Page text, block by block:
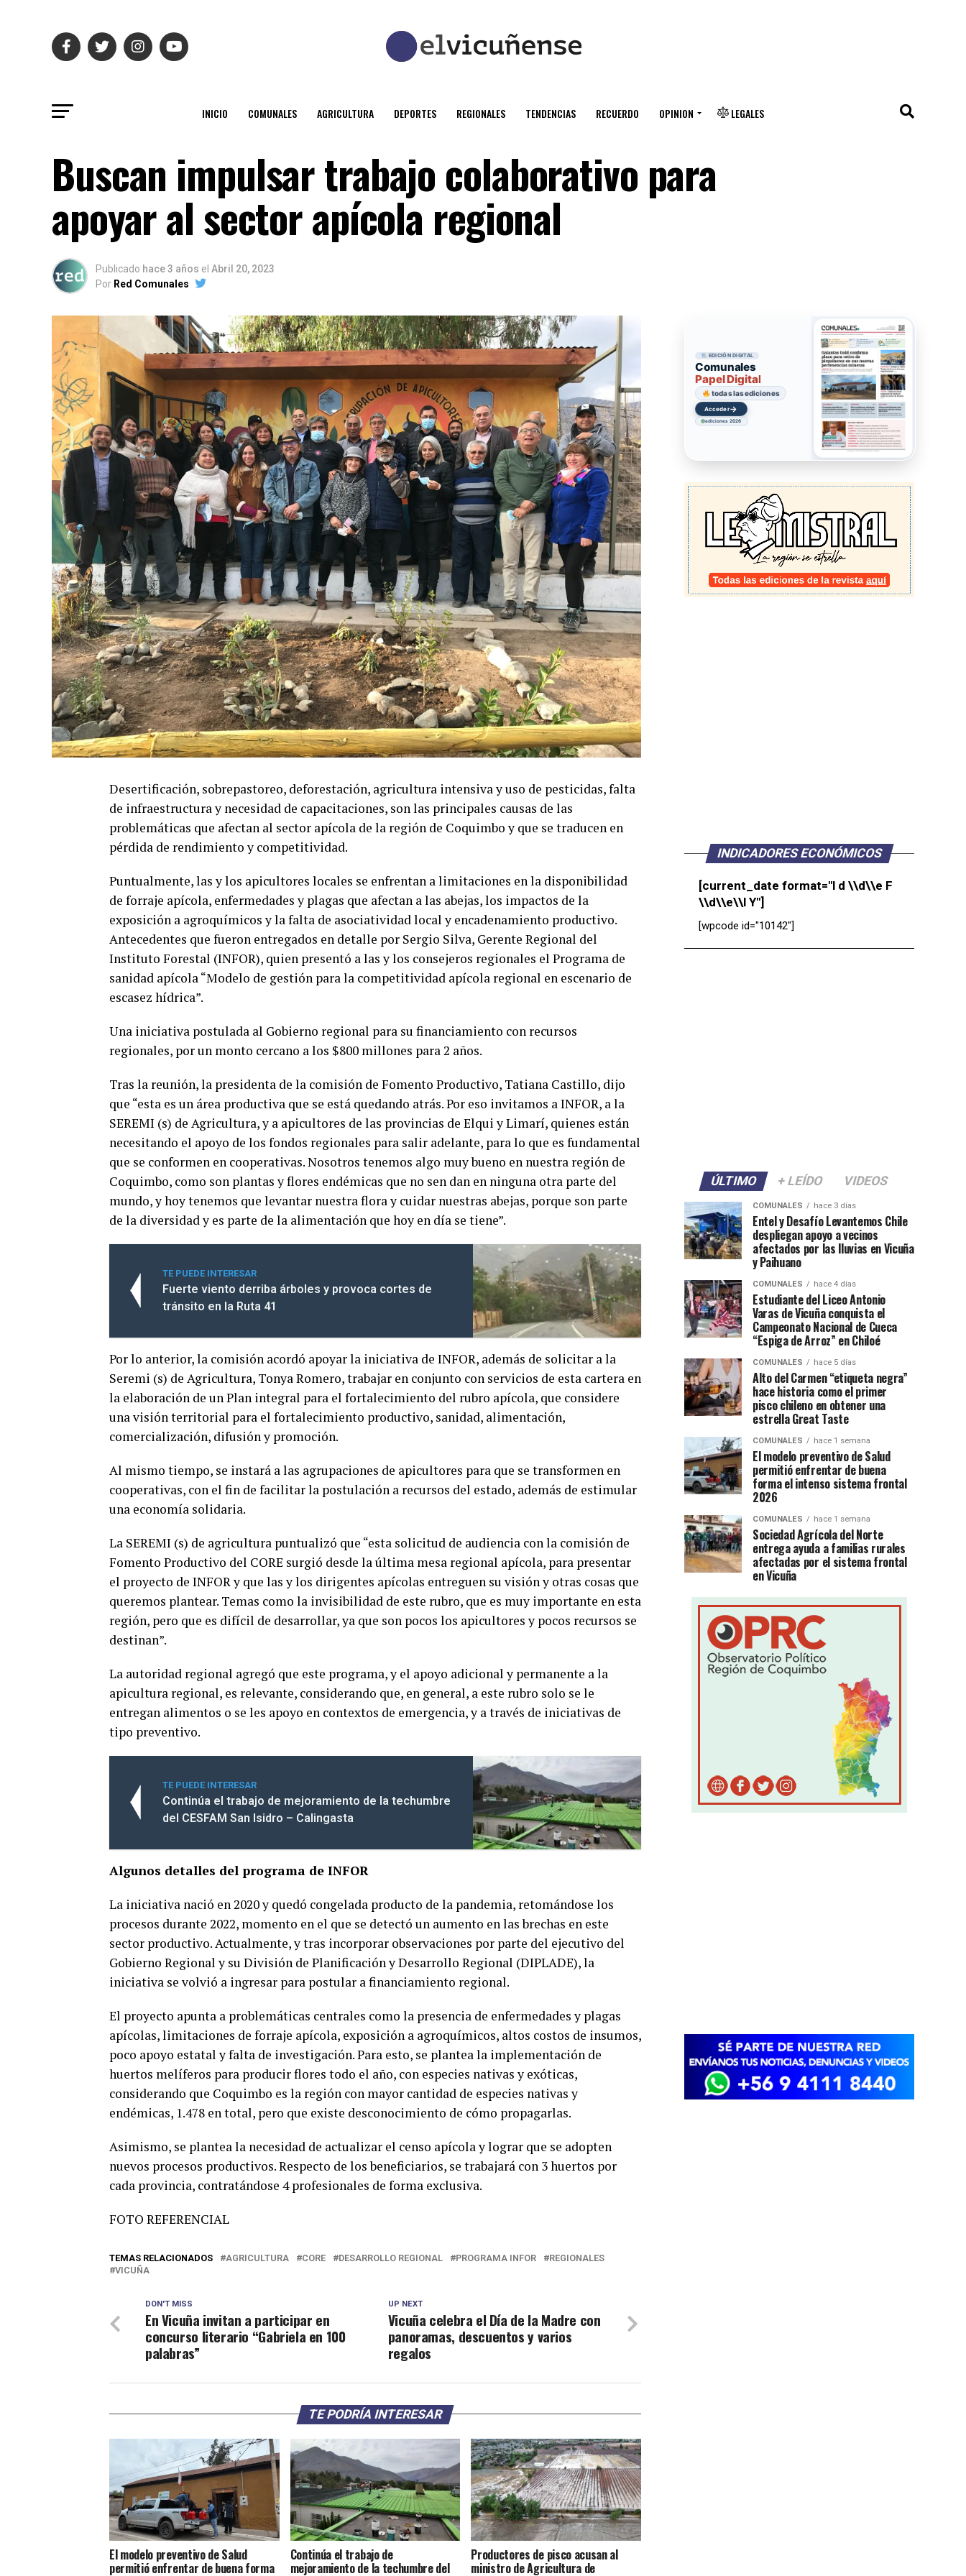
INICIO COMUNALES AGRICULTURA DEPORTES REGIONALES TENDENCIAS RECUERDO OPINION LEGALES
Buscan impulsar trabajo colaborativo para
apoyar al sector apícola regional
Publicado hace 3 años el Abril 20, 2023
Por Red Comunales
Desertificación, sobrepastoreo, deforestación, agricultura intensiva y uso de pesticidas, falta
de infraestructura y necesidad de capacitaciones, son las principales causas de las
problemáticas que afectan al sector apícola de la región de Coquimbo y que se traducen en
pérdida de rendimiento y competitividad.
Puntualmente, las y los apicultores locales se enfrentan a limitaciones en la disponibilidad
de forraje apícola, enfermedades y plagas que afectan a las abejas, los impactos de la
exposición a agroquímicos y la falta de asociatividad local y encadenamiento productivo.
Antecedentes que fueron entregados en detalle por Sergio Silva, Gerente Regional del
Instituto Forestal (INFOR), quien presentó a las y los consejeros regionales el Programa de
sanidad apícola “Modelo de gestión para la competitividad apícola regional en escenario de
escasez hídrica”.
Una iniciativa postulada al Gobierno regional para su financiamiento con recursos
regionales, por un monto cercano a los $800 millones para 2 años.
Tras la reunión, la presidenta de la comisión de Fomento Productivo, Tatiana Castillo, dijo
que “esta es un área productiva que se está quedando atrás. Por eso invitamos a INFOR, a la
SEREMI (s) de Agricultura, y a apicultores de las provincias de Elqui y Limarí, quienes están
necesitando el apoyo de los fondos regionales para salir adelante, para lo que es fundamental
que se conformen en cooperativas. Nosotros tenemos algo muy bueno en nuestra región de
Coquimbo, como son plantas y flores endémicas que no sen dan en ninguna otra parte del
mundo, y hoy tenemos que levantar nuestra flora y cuidar nuestras abejas, porque son parte
de la diversidad y es parte de la alimentación que hoy en día se tiene”.
TE PUEDE INTERESAR
Fuerte viento derriba árboles y provoca cortes de
tránsito en la Ruta 41
Por lo anterior, la comisión acordó apoyar la iniciativa de INFOR, además de solicitar a la
Seremi (s) de Agricultura, Tonya Romero, trabajar en conjunto con servicios de esta cartera en
la elaboración de un Plan integral para el fortalecimiento del rubro apícola, que considere
una visión territorial para el fortalecimiento productivo, sanidad, alimentación,
comercialización, difusión y promoción.
Al mismo tiempo, se instará a las agrupaciones de apicultores para que se transformen en
cooperativas, con el fin de facilitar la postulación a recursos del estado, además de estimular
una economía solidaria.
La SEREMI (s) de agricultura puntualizó que “esta solicitud de audiencia con la comisión de
Fomento Productivo del CORE surgió desde la última mesa regional apícola, para presentar
el proyecto de INFOR y que las y los dirigentes apícolas entreguen su visión y otras cosas que
queremos plantear. Temas como la invisibilidad de este rubro, que es muy importante en esta
región, pero que es difícil de desarrollar, ya que son pocos los apicultores y pocos recursos se
destinan”.
La autoridad regional agregó que este programa, y el apoyo adicional y permanente a la
apicultura regional, es relevante, considerando que, en general, a este rubro solo se le
entregan alimentos o se les apoyo en contextos de emergencia, y a través de iniciativas de
tipo preventivo.
TE PUEDE INTERESAR
Continúa el trabajo de mejoramiento de la techumbre
del CESFAM San Isidro – Calingasta
Algunos detalles del programa de INFOR
La iniciativa nació en 2020 y quedó congelada producto de la pandemia, retomándose los
procesos durante 2022, momento en el que se detectó un aumento en las brechas en este
sector productivo. Actualmente, y tras incorporar observaciones por parte del ejecutivo del
Gobierno Regional y su División de Planificación y Desarrollo Regional (DIPLADE), la
iniciativa se volvió a ingresar para postular a financiamiento regional.
El proyecto apunta a problemáticas centrales como la presencia de enfermedades y plagas
apícolas, limitaciones de forraje apícola, exposición a agroquímicos, altos costos de insumos,
poco apoyo estatal y falta de investigación. Para esto, se plantea la implementación de
huertos melíferos para producir flores todo el año, con especies nativas y exóticas,
considerando que Coquimbo es la región con mayor cantidad de especies nativas y
endémicas, 1.478 en total, pero que existe desconocimiento de cómo propagarlas.
Asimismo, se plantea la necesidad de actualizar el censo apícola y lograr que se adopten
nuevos procesos productivos. Respecto de los beneficiarios, se trabajará con 3 huertos por
cada provincia, contratándose 4 profesionales de forma exclusiva.
FOTO REFERENCIAL
TEMAS RELACIONADOS AGRICULTURA CORE DESARROLLO REGIONAL PROGRAMA INFOR
REGIONALES
VICUÑA
UP NEXT
Vicuña celebra el Día de la Madre con
panoramas, descuentos y varios
regalos
DON'T MISS
En Vicuña invitan a participar en
concurso literario “Gabriela en 100
palabras”
TE PODRÍA INTERESAR
El modelo preventivo de Salud
permitió enfrentar de buena forma
Continúa el trabajo de
mejoramiento de la techumbre del
Productores de pisco acusan al
ministro de Agricultura de
EDICIÓN DIGITAL
Comunales
Papel Digital
todas las ediciones
Acceder→
ediciones 2026
INDICADORES ECONÓMICOS
[current_date format="l d \\d\\e F
\\d\\e\\l Y"]
[wpcode id="10142"]
ÚLTIMO + LEÍDO VIDEOS
COMUNALES hace 3 días
Entel y Desafío Levantemos Chile
despliegan apoyo a vecinos
afectados por las lluvias en Vicuña
y Paihuano
COMUNALES hace 4 días
Estudiante del Liceo Antonio
Varas de Vicuña conquista el
Campeonato Nacional de Cueca
“Espiga de Arroz” en Chiloé
COMUNALES hace 5 días
Alto del Carmen “etiqueta negra”
hace historia como el primer
pisco chileno en obtener una
estrella Great Taste
COMUNALES hace 1 semana
El modelo preventivo de Salud
permitió enfrentar de buena
forma el intenso sistema frontal
2026
COMUNALES hace 1 semana
Sociedad Agrícola del Norte
entrega ayuda a familias rurales
afectadas por el sistema frontal
en Vicuña